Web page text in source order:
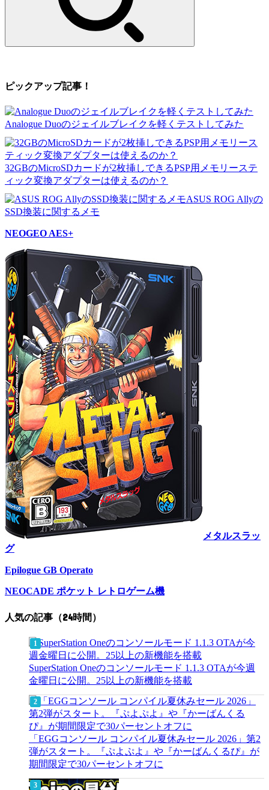
ピックアップ記事！
Analogue Duoのジェイルブレイクを軽くテストしてみた
32GBのMicroSDカードが2枚挿しできるPSP用メモリーステ
ィック変換アダプターは使えるのか？
ASUS ROG Allyの
SSD換装に関するメモ
NEOGEO AES+
メタルスラッ
グ
Epilogue GB Operato
NEOCADE ポケット レトロゲーム機
人気の記事（24時間）
SuperStation Oneのコンソールモード 1.1.3 OTAが今週
金曜日に公開。25以上の新機能を搭載
「EGGコンソール コンパイル夏休みセール 2026」第2
弾がスタート。『ぷよぷよ』や『かーばんくるぴ』が
期間限定で30パーセントオフに